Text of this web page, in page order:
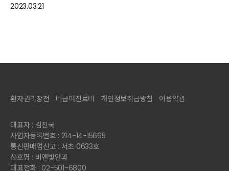
2023.03.21
환자권리장전 비급여진료비 개인정보취급방침 이용약관
대표자 : 김진국
사업자등록번호 : 214-14-15695
통신판매업신고 : 서초 0633호
상호명 : 비앤빛안과
대표전화 : 02-501-6800